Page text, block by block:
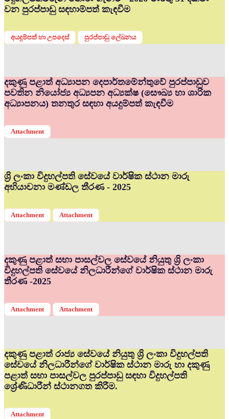
වන පුරප්පාඩු සඳහාම්පත් කැඳවීම
අයදුම්පත් හා උපදෙස් පුරප්පාඩු ලේඛනය
දකුණු පළාත් අධ්‍යාපන දෙපාර්තමේන්තුවේ පුරප්පාඩුව
පවතින නියෝජ්‍ය අධ්‍යපන අධ්‍යක්ෂ (සෞඛ්‍ය හා ශාරික
අධ්‍යාපනය) තනතුර සඳහා අයදුම්පත් කැඳවීම
Attachment
ශ්‍රි ලංකා විදුහල්පති සේවයේ වාර්ෂික ස්ථාන මාරු
අභියාචනා මණ්ඩල තීරණ - 2025
Attachment Attachment
දකුණු පළාත් සභා පාසල්වල සේවයේ නියුතු ශ්‍රි ලංකා
විදුහල්පති සේවයේ නිලධාරීන්ගේ වාර්ෂික ස්ථාන මාරු
තීරණ -2025
Attachment Attachment
දකුණු පළාත් රාජ්‍ය සේවයේ නියුතු ශ්‍රි ලංකා විදුහල්පති
සේවයේ නිලධාරීන්ගේ වාර්ෂික ස්ථාන මාරු හා දකුණු
පළාත් සභා පාසල්වල පුරප්පාඩු සඳහා විදුහල්පති
ශ්‍රේණිධාරීන් ස්ථානගත කිරීම.
Attachment